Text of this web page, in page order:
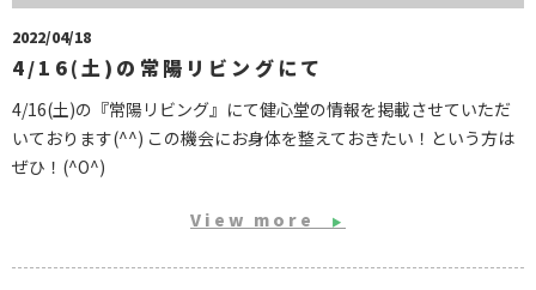
2022/04/18
4/16(土)の常陽リビングにて
4/16(土)の『常陽リビング』にて健心堂の情報を掲載させていただ
いております(^^) この機会にお身体を整えておきたい！という方は
ぜひ！(^O^)
View more ▶